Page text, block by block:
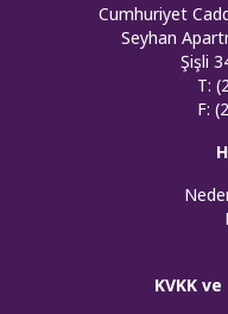
Cumhuriyet
Seyhan
Şişli
T:
F:
KVKK